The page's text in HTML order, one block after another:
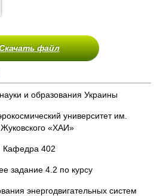
файл
и образования Украины
университет им.
«ХАИ»
Кафедра 402
задание 4.2 по курсу
энергодвигательных систем